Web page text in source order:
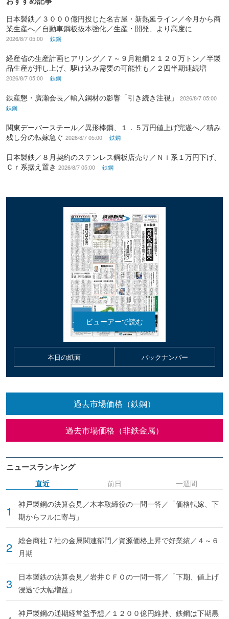
日本製鉄／３０００億円投じた名古屋・新熱延ライン／今月から商
業生産へ／自動車鋼板抜本強化／生産・開発、より高度に
2026/8/7 05:00 鉄鋼
経産省の生産計画ヒアリング／７～９月粗鋼２１２０万トン／半製
品生産が押し上げ、駆け込み需要の可能性も／２四半期連続増
2026/8/7 05:00 鉄鋼
鉄産懇・廣瀬会長／輸入鋼材の影響「引き続き注視」
2026/8/7 05:00
鉄鋼
関東デーバースチール／異形棒鋼、１．５万円値上げ完遂へ／積み
残し分の転嫁急ぐ 2026/8/7 05:00 鉄鋼
日本製鉄／８月契約のステンレス鋼板店売り／Ｎｉ系１万円下げ、
Ｃｒ系据え置き 2026/8/7 05:00 鉄鋼
本日の紙面 バックナンバー
過去市場価格（鉄鋼）
過去市場価格（非鉄金属）
ニュースランキング
直近
神戸製鋼の決算会見／木本取締役の一問一答／「価格転嫁、下
期からフルに寄与」
総合商社７社の金属関連部門／資源価格上昇で好業績／４～６
月期
日本製鉄の決算会見／岩井ＣＦＯの一問一答／「下期、値上げ
浸透で大幅増益」
神戸製鋼の通期経常益予想／１２００億円維持、鉄鋼は下期黒
前日 一週間